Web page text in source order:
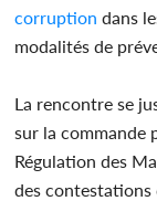
corruption dans
modalités de
La rencontre se
sur la commande
Régulation des
des contestations